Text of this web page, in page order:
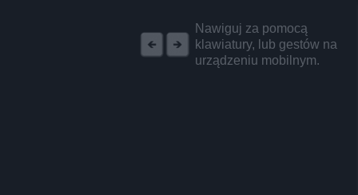
Nawiguj za pomocą
klawiatury, lub gestów na
urządzeniu mobilnym.